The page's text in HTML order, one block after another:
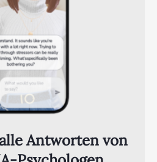
Antworten von